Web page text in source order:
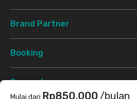
Mulai dari Rp850.000 /bulan
Brand Partner
Booking
Support